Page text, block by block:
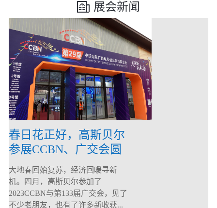
展会新闻
春日花正好，高斯贝尔
参展CCBN、广交会圆
满落幕！
大地春回始复苏，经济回暖寻新
机。四月，高斯贝尔参加了
2023CCBN与第133届广交会，见了
不少老朋友，也有了许多新收获...